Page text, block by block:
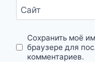
Сайт
Сохранить моё
браузере для
комментариев.